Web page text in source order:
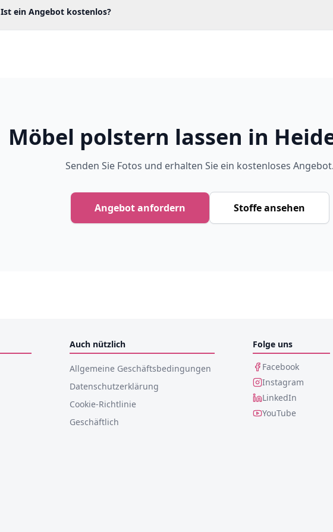
Ist ein Angebot kostenlos?
Möbel polstern lassen in
Senden Sie Fotos und erhalten Sie ein kostenloses Angebot.
Angebot anfordern Stoffe ansehen
Auch nützlich
Allgemeine Geschäftsbedingungen
Datenschutzerklärung
Cookie-Richtlinie
Geschäftlich
Folge uns
Facebook
Instagram
LinkedIn
YouTube